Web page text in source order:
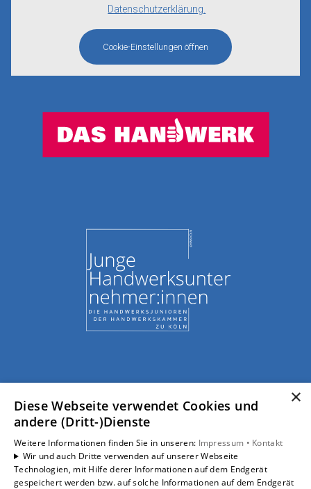
Datenschutzerklärung.
Cookie-Einstellungen öffnen
×
Diese Webseite verwendet Cookies und
andere (Dritt-)Dienste
Weitere Informationen finden Sie in unseren: Impressum • Kontakt
Wir und auch Dritte verwenden auf unserer Webseite
Technologien, mit Hilfe derer Informationen auf dem Endgerät
gespeichert werden bzw. auf solche Informationen auf dem Endgerät